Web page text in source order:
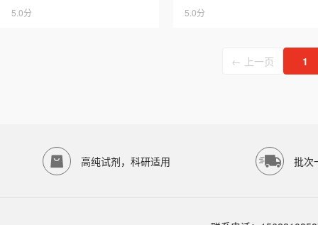
5.0分 5.0分
← 上一页 1
高纯试剂，科研适用 批次